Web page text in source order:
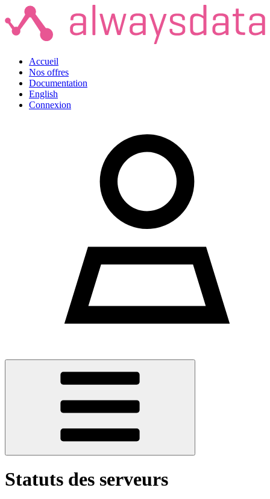
Accueil
Nos offres
Documentation
English
Connexion
Statuts des serveurs